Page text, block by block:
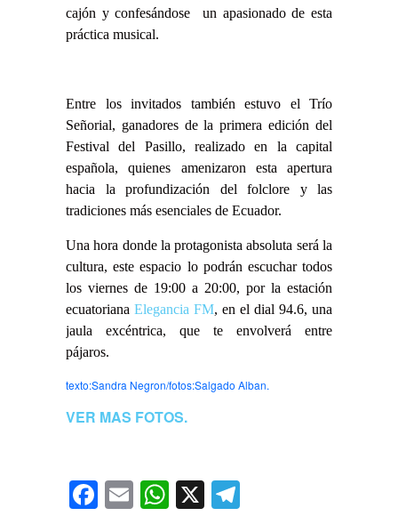
cajón y confesándose un apasionado de esta
práctica musical.
Entre los invitados también estuvo el Trío
Señorial, ganadores de la primera edición del
Festival del Pasillo, realizado en la capital
española, quienes amenizaron esta apertura
hacia la profundización del folclore y las
tradiciones más esenciales de Ecuador.
Una hora donde la protagonista absoluta será la
cultura, este espacio lo podrán escuchar todos
los viernes de 19:00 a 20:00, por la estación
ecuatoriana Elegancia FM, en el dial 94.6, una
jaula excéntrica, que te envolverá entre
pájaros.
texto:Sandra Negron/fotos:Salgado Alban.
VER MAS FOTOS.
Facebook
EmailWhatsApp
X